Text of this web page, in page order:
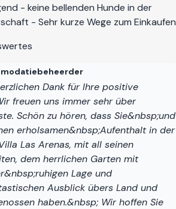
- keine bellenden Hunde in der
- Sehr kurze Wege zum Einkaufen
Dank für Ihre positive
freuen uns immer sehr über
Schön zu hören, dass Sie&nbsp;und
erholsamen&nbsp;Aufenthalt in der
Las Arenas, mit all seinen
dem herrlichen Garten mit
Lage und
Ausblick übers Land und
haben.&nbsp; Wir hoffen Sie